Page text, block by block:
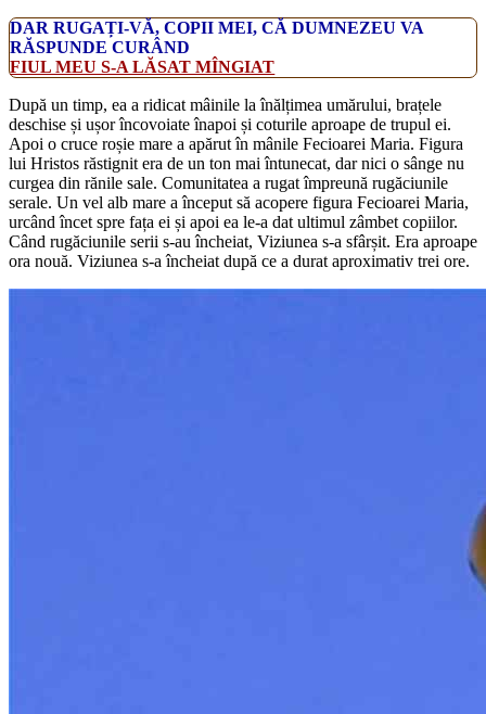
DAR RUGAȚI-VĂ, COPII MEI, CĂ DUMNEZEU VA
RĂSPUNDE CURÂND
FIUL MEU S-A LĂSAT MÎNGIAT
După un timp, ea a ridicat mâinile la înălțimea umărului, brațele
deschise și ușor încovoiate înapoi și coturile aproape de trupul ei.
Apoi o cruce roșie mare a apărut în mânile Fecioarei Maria. Figura
lui Hristos răstignit era de un ton mai întunecat, dar nici o sânge nu
curgea din rănile sale. Comunitatea a rugat împreună rugăciunile
serale. Un vel alb mare a început să acopere figura Fecioarei Maria,
urcând încet spre fața ei și apoi ea le-a dat ultimul zâmbet copiilor.
Când rugăciunile serii s-au încheiat, Viziunea s-a sfârșit. Era aproape
ora nouă. Viziunea s-a încheiat după ce a durat aproximativ trei ore.